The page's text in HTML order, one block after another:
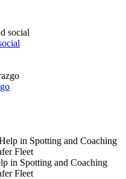
in Spotting and Coaching
Fleet